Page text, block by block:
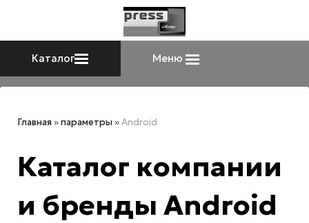
Каталог Меню
Главная »параметры »Android
Каталог компании
и бренды Android